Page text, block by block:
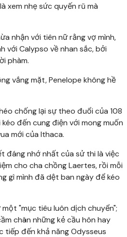
xem nhẹ sức quyến rũ mà
nhận với tiên nữ rằng vợ mình,
với Calypso về nhan sắc, bởi
phàm.
vắng mặt, Penelope không hề
chống lại sự theo đuổi của 108
đến cung điện với mong muốn
mới của Ithaca.
đáng nhớ nhất của sử thi là việc
cho cha chồng Laertes, rồi mỗi
gì mình đã dệt ban ngày để kéo
"mục tiêu luôn dịch chuyển";
chân những kẻ cầu hôn hay
tiếp đến khả năng Odysseus